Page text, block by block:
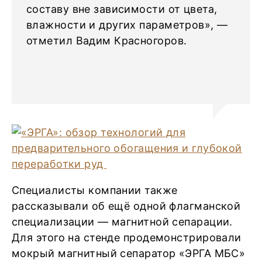
составу вне зависимости от цвета,
влажности и других параметров», —
отметил Вадим Красногоров.
Специалисты компании также
рассказывали об ещё одной флагманской
специализации — магнитной сепарации.
Для этого на стенде продемонстрировали
мокрый магнитный сепаратор «ЭРГА МБС»